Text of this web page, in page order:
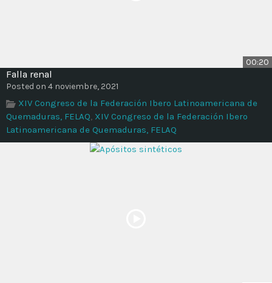
00:20
Falla renal
Posted on 4 noviembre, 2021
XIV Congreso de la Federación Ibero Latinoamericana de
Quemaduras, FELAQ, XIV Congreso de la Federación Ibero
Latinoamericana de Quemaduras, FELAQ